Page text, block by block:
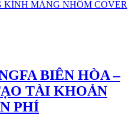
MÁNG NHÔM COVER
BIÊN HÒA –
TÀI KHOẢN
PHÍ